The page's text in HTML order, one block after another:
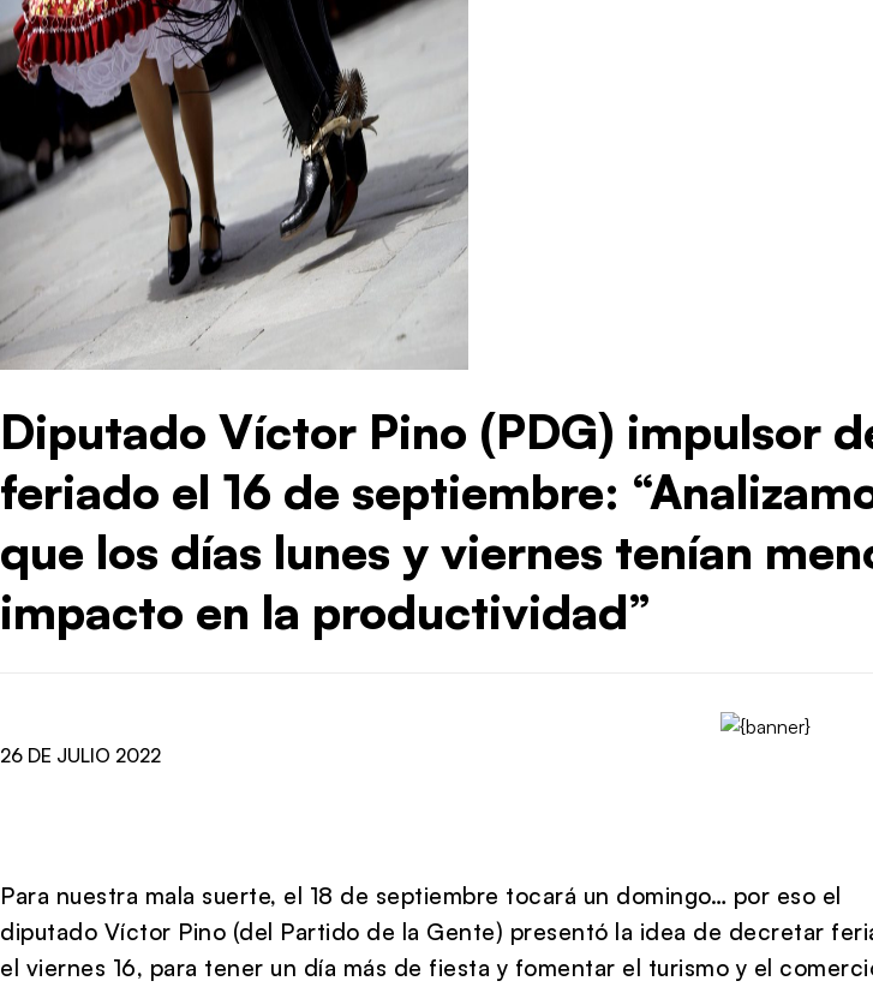
Diputado Víctor Pino (PDG) impulsor
feriado el 16 de septiembre:
que los días lunes y viernes tenían
impacto en la productividad”
26 DE JULIO 2022
Para nuestra mala suerte, el 18 de septiembre tocará un domingo… por eso el
diputado Víctor Pino (del Partido de la Gente) presentó la idea de decretar
el viernes 16, para tener un día más de fiesta y fomentar el turismo y el